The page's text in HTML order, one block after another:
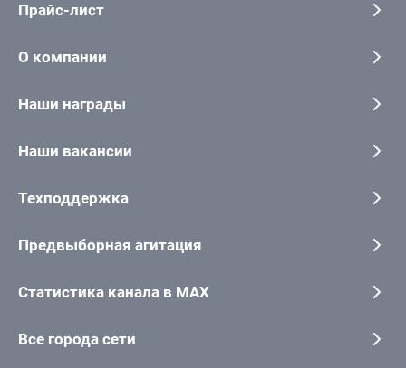
Прайс-лист
О компании
Наши награды
Наши вакансии
Техподдержка
Предвыборная агитация
Статистика канала в MAX
Все города сети